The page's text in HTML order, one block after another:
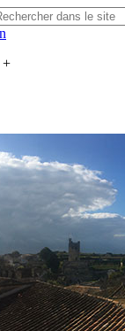
+